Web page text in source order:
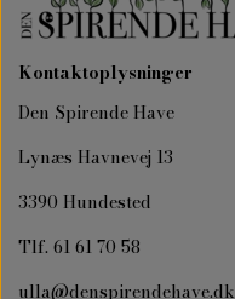
Kontaktoplysninger
Den Spirende Have
Lynæs Havnevej 13
3390 Hundested
Tlf. 61 61 70 58
ulla@denspirendehave.dk